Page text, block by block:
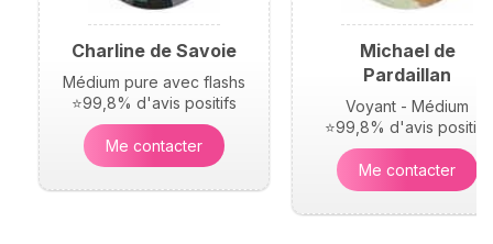
Charline de Savoie
Médium pure avec flashs
⭐99,8% d'avis positifs
Me contacter
Michael de
Pardaillan
Voyant - Médium
⭐99,8% d'avis positifs
Me contacter